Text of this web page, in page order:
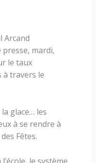
Arcand
presse, mardi,
le taux
à travers le
glace… les
à se rendre à
Fêtes.